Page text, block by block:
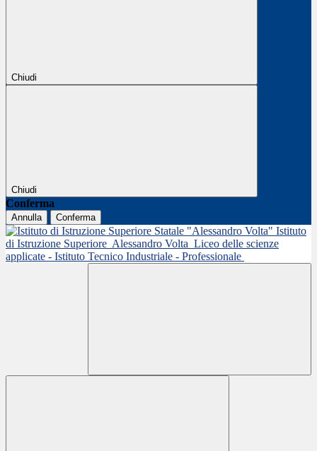
Chiudi
Chiudi
Conferma
Annulla Conferma
Istituto
di Istruzione Superiore Alessandro Volta Liceo delle scienze
applicate - Istituto Tecnico Industriale - Professionale